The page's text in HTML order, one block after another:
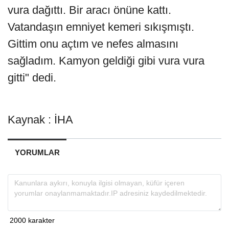
vura dağıttı. Bir aracı önüne kattı.
Vatandaşın emniyet kemeri sıkışmıştı.
Gittim onu açtım ve nefes almasını
sağladım. Kamyon geldiği gibi vura vura
gitti" dedi.
Kaynak : İHA
YORUMLAR